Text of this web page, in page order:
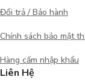
Đổi trả / Bảo hành
Chính sách bảo mật
Hàng cấm nhập khẩu
Liên Hệ